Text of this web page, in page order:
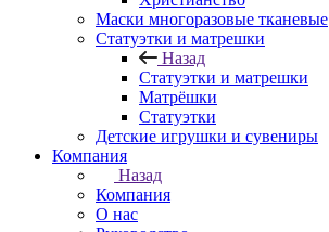
Маски многоразовые тканевые
Статуэтки и матрешки
Назад
Статуэтки и матрешки
Матрёшки
Статуэтки
Детские игрушки и сувениры
Компания
Назад
Компания
О нас